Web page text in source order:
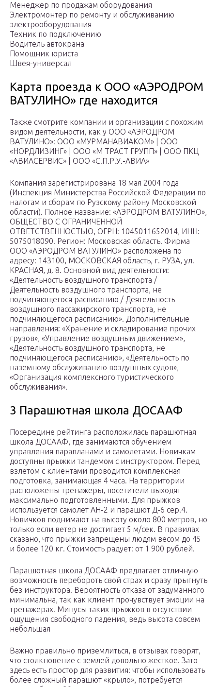
Менеджер по продажам оборудования
Электромонтер по ремонту и обслуживанию
электрооборудования
Техник по подключению
Водитель автокрана
Помощник юриста
Швея-универсал
Карта проезда к ООО «АЭРОДРОМ
ВАТУЛИНО» где находится
Также смотрите компании и организации с похожим
видом деятельности, как у ООО «АЭРОДРОМ
ВАТУЛИНО»: ООО «МУРМАНАВИАКОМ» | ООО
«НОРДЛИЗИНГ» | ООО «М ТРАСТ ГРУПП» | ООО ПКЦ
«АВИАСЕРВИС» | ООО «С.П.Р.У.-АВИА»
Компания зарегистрирована 18 мая 2004 года
(Инспекция Министерства Российской Федерации по
налогам и сборам по Рузскому району Московской
области). Полное название: «АЭРОДРОМ ВАТУЛИНО»,
ОБЩЕСТВО С ОГРАНИЧЕННОЙ
ОТВЕТСТВЕННОСТЬЮ, ОГРН: 1045011652014, ИНН:
5075018090. Регион: Московская область. Фирма
ООО «АЭРОДРОМ ВАТУЛИНО» расположена по
адресу: 143100, МОСКОВСКАЯ область, г. РУЗА, ул.
КРАСНАЯ, д. 8. Основной вид деятельности:
«Деятельность воздушного транспорта /
Деятельность воздушного транспорта, не
подчиняющегося расписанию / Деятельность
воздушного пассажирского транспорта, не
подчиняющегося расписанию». Дополнительные
направления: «Хранение и складирование прочих
грузов», «Управление воздушным движением»,
«Деятельность воздушного транспорта, не
подчиняющегося расписанию», «Деятельность по
наземному обслуживанию воздушных судов»,
«Организация комплексного туристического
обслуживания».
3 Парашютная школа ДОСААФ
Посередине рейтинга расположилась парашютная
школа ДОСААФ, где занимаются обучением
управления парапланами и самолетами. Новичкам
доступны прыжки тандемом с инструктором. Перед
взлетом с клиентами проводится комплексная
подготовка, занимающая 4 часа. На территории
расположены тренажеры, посетители выходят
максимально подготовленными. Для прыжков
используется самолет АН-2 и парашют Д-6 сер.4.
Новичков поднимают на высоту около 800 метров, но
только если ветер не достигает 5 м/сек. В правилах
сказано, что прыжки запрещены людям весом до 45
и более 120 кг. Стоимость радует: от 1 900 рублей.
Парашютная школа ДОСААФ предлагает отличную
возможность перебороть свой страх и сразу прыгнуть
без инструктора. Вероятность отказа от задуманного
минимальна, так как клиент прочувствует эмоции на
тренажерах. Минусы таких прыжков в отсутствии
ощущения свободного падения, ведь высота совсем
небольшая
Важно правильно приземлиться, в отзывах говорят,
что столкновение с землей довольно жесткое. Зато
здесь есть простор для развития: чтобы использовать
более сложный парашют «крыло», потребуется